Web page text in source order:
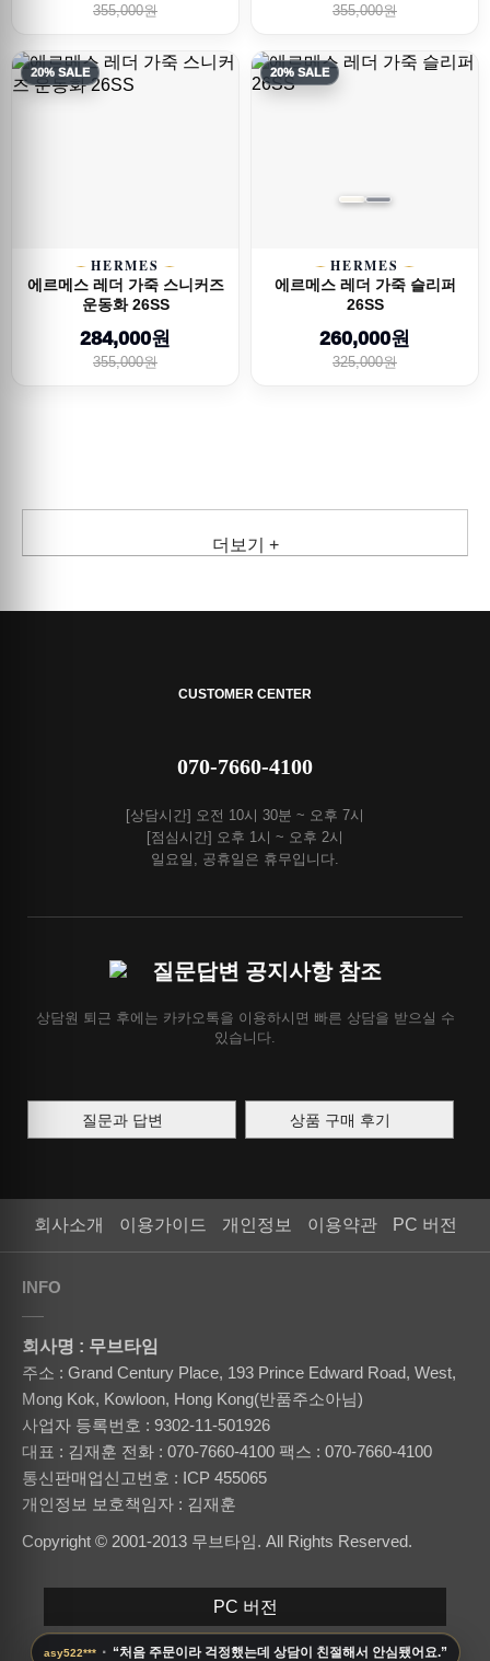
355,000원 355,000원
20% SALE
HERMES
에르메스 레더 가죽 스니커즈
운동화 26SS
284,000원
355,000원
20% SALE
HERMES
에르메스 레더 가죽 슬리퍼
26SS
260,000원
325,000원
더보기 +
asy522*** · “처음 주문이라 걱정했는데 상담이 친절해서 안심됐어요.”
CUSTOMER CENTER
070-7660-4100
[상담시간] 오전 10시 30분 ~ 오후 7시
[점심시간] 오후 1시 ~ 오후 2시
일요일, 공휴일은 휴무입니다.
질문답변 공지사항 참조
상담원 퇴근 후에는 카카오톡을 이용하시면 빠른 상담을 받으실 수
있습니다.
질문과 답변 상품 구매 후기
회사소개 이용가이드 개인정보 이용약관 PC 버전
INFO
회사명 : 무브타임
주소 : Grand Century Place, 193 Prince Edward Road, West,
Mong Kok, Kowloon, Hong Kong(반품주소아님)
사업자 등록번호 : 9302-11-501926
대표 : 김재훈 전화 : 070-7660-4100 팩스 : 070-7660-4100
통신판매업신고번호 : ICP 455065
개인정보 보호책임자 : 김재훈
Copyright © 2001-2013 무브타임. All Rights Reserved.
PC 버전